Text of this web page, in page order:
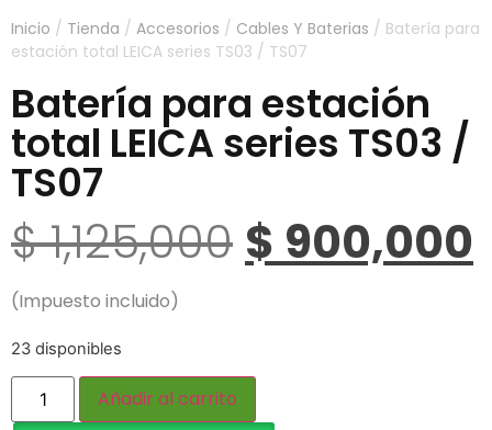
Inicio / Tienda / Accesorios / Cables Y Baterias / Batería para
estación total LEICA series TS03 / TS07
Batería para estación
total LEICA series TS03 /
TS07
$1,125,000 $ 900,000
(Impuesto incluido)
23 disponibles
Añadir al carrito